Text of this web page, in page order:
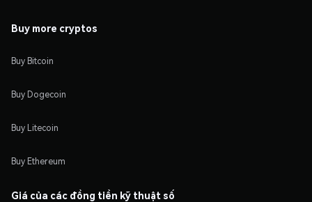
Buy more cryptos
Buy Bitcoin
Buy Dogecoin
Buy Litecoin
Buy Ethereum
Giá của các đồng tiền kỹ thuật số